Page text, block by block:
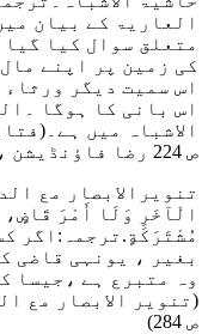
العاریۃ کے بیان
متعلق سوال کیا
کی زمین پر اپنے
اس سمیت دیگر
اس بانی کا ہوگا
الاشباہ میں ہے۔
ص 224 رضا فاؤنڈیشن ،لاہور)
تنویرالابصار مع
الْآخَرِ وَلَا أَمْرَ
مُشْتَرَكَةٍ .ترجمہ:اگر
بغیر ، یونہی قاضی
وہ متبرع ہے ،جیسا
ص 284)